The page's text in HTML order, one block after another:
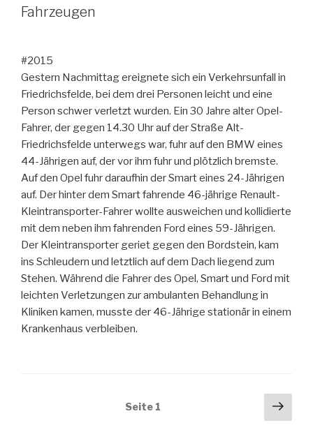
Fahrzeugen
#2015
Gestern Nachmittag ereignete sich ein Verkehrsunfall in
Friedrichsfelde, bei dem drei Personen leicht und eine
Person schwer verletzt wurden. Ein 30 Jahre alter Opel-
Fahrer, der gegen 14.30 Uhr auf der Straße Alt-
Friedrichsfelde unterwegs war, fuhr auf den BMW eines
44-Jährigen auf, der vor ihm fuhr und plötzlich bremste.
Auf den Opel fuhr daraufhin der Smart eines 24-Jährigen
auf. Der hinter dem Smart fahrende 46-jährige Renault-
Kleintransporter-Fahrer wollte ausweichen und kollidierte
mit dem neben ihm fahrenden Ford eines 59-Jährigen.
Der Kleintransporter geriet gegen den Bordstein, kam
ins Schleudern und letztlich auf dem Dach liegend zum
Stehen. Während die Fahrer des Opel, Smart und Ford mit
leichten Verletzungen zur ambulanten Behandlung in
Kliniken kamen, musste der 46-Jährige stationär in einem
Krankenhaus verbleiben.
Beitragsnavigation
Seite 1